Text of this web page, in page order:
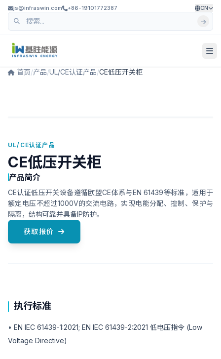
js@infraswin.com +86-19101772387 CN
首页/产品/UL/CE认证产品/CE低压开关柜
UL/CE认证产品
CE低压开关柜
产品简介
CE认证低压开关设备遵循欧盟CE体系与EN 61439等标准，适用于
额定电压不超过1000V的交流电路，实现电能分配、控制、保护与
隔离，结构可靠并具备IP防护。
获取报价
执行标准
• EN IEC 61439-1:2021; EN IEC 61439-2:2021 低电压指令 (Low
Voltage Directive)